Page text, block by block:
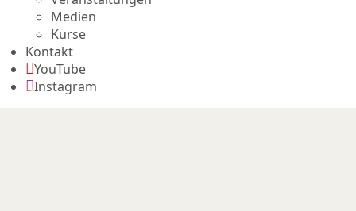
Medien
Kurse
Kontakt
YouTube
Instagram